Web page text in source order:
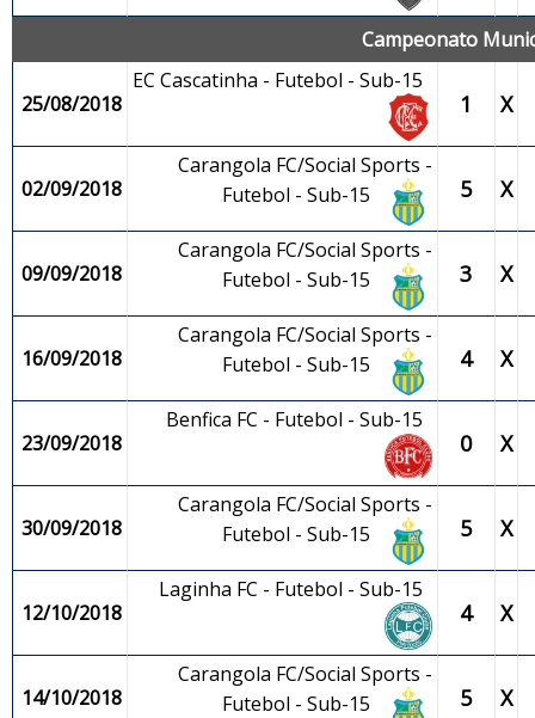
Campeonato
25/08/2018
EC Cascatinha - Futebol - Sub-15
1 X
02/09/2018
Carangola FC/Social Sports -
Futebol - Sub-15
5 X
09/09/2018
Carangola FC/Social Sports -
Futebol - Sub-15
3 X
16/09/2018
Carangola FC/Social Sports -
Futebol - Sub-15
4 X
23/09/2018
Benfica FC - Futebol - Sub-15
0 X
30/09/2018
Carangola FC/Social Sports -
Futebol - Sub-15
5 X
12/10/2018
Laginha FC - Futebol - Sub-15
4 X
14/10/2018
Carangola FC/Social Sports -
Futebol - Sub-15
5 X